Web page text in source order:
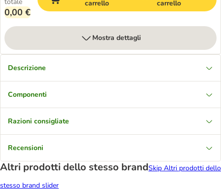
0,00 €
carrello
carrello
Mostra dettagli
Descrizione
Componenti
Razioni consigliate
Recensioni
Altri prodotti dello stesso brandSkip Altri prodotti dello
stesso brand slider